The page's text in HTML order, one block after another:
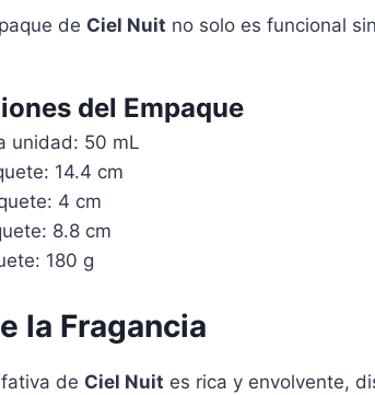
de Ciel Nuit no solo es funcional
del Empaque
unidad: 50 mL
14.4 cm
4 cm
8.8 cm
180 g
la Fragancia
de Ciel Nuit es rica y envolvente,